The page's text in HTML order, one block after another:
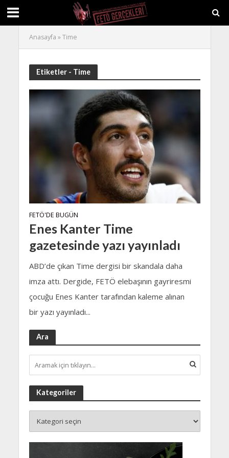
Anasayfa »Time
Etiketler - Time
FETÖ'DE BUGÜN
Enes Kanter Time
gazetesinde yazı yayınladı
ABD’de çıkan Time dergisi bir skandala daha
imza attı. Dergide, FETÖ elebaşının gayriresmi
çocuğu Enes Kanter tarafından kaleme alınan
bir yazı yayınladı...
Ara
Kategoriler